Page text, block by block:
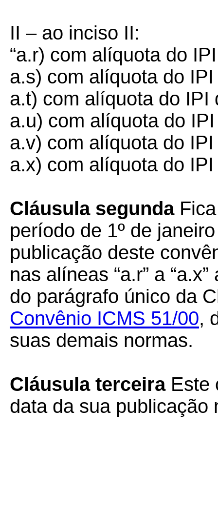
II – ao inciso II:
“a.r) com alíquota do
a.s) com alíquota do
a.t) com alíquota do IPI
a.u) com alíquota do
a.v) com alíquota do
a.x) com alíquota do
Cláusula segundaFica
período de 1º de
publicação deste
nas alíneas “a.r” a
do parágrafo único da
Convênio ICMS 51/00,
suas demais normas.
Cláusula terceiraEste
data da sua publicação